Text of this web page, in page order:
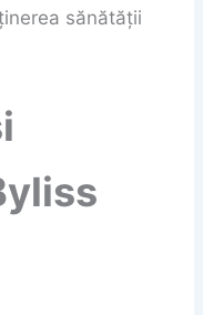
sănătății